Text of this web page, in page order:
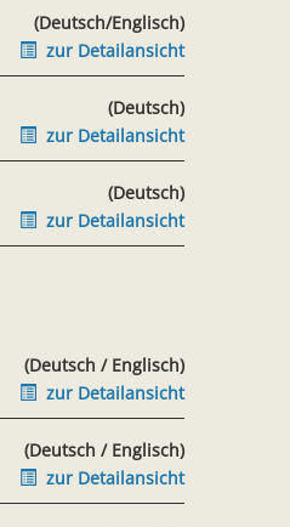
(Deutsch/Englisch)
zur Detailansicht
(Deutsch)
zur Detailansicht
(Deutsch)
zur Detailansicht
(Deutsch / Englisch)
zur Detailansicht
(Deutsch / Englisch)
zur Detailansicht